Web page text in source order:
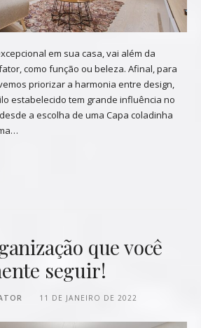
em sua casa, vai além da
como função ou beleza. Afinal, para
priorizar a harmonia entre design,
estabelecido tem grande influência no
a escolha de uma Capa coladinha
que você
seguir!
11 DE JANEIRO DE 2022